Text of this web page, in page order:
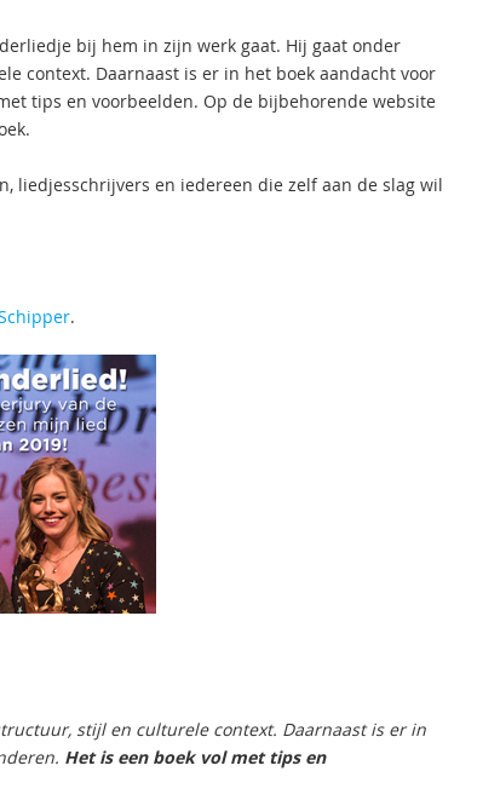
bij hem in zijn werk gaat. Hij gaat onder
context. Daarnaast is er in het boek aandacht voor
tips en voorbeelden. Op de bijbehorende website
liedjesschrijvers en iedereen die zelf aan de slag wil
.
stijl en culturele context. Daarnaast is er in
Het is een boek vol met tips en